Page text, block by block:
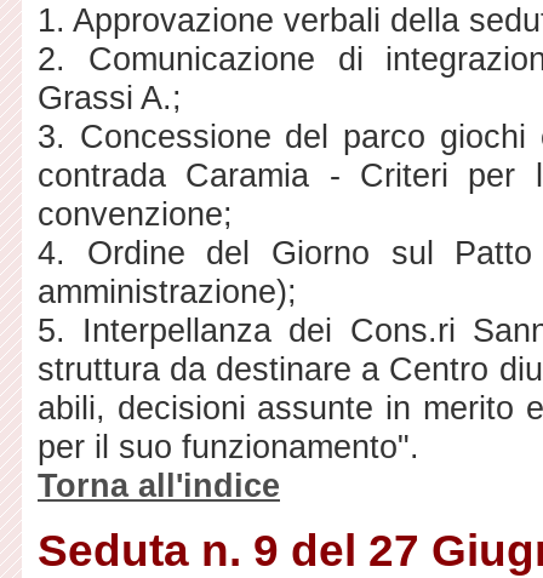
1. Approvazione verbali della
2. Comunicazione di
Grassi A.;
3. Concessione del parco
contrada Caramia - Criteri per
convenzione;
4. Ordine del Giorno sul
amministrazione);
5. Interpellanza dei Cons.ri
struttura da destinare a Centro
abili, decisioni assunte in merito
per il suo funzionamento".
Torna all'indice
Seduta n. 9 del 27